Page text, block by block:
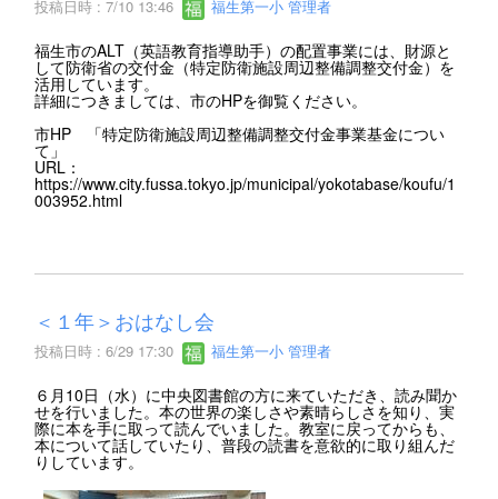
投稿日時 : 7/10 13:46 福生第一小 管理者
福生市のALT（英語教育指導助手）の配置事業には、財源と
して防衛省の交付金（特定防衛施設周辺整備調整交付金）を
活用しています。
詳細につきましては、市のHPを御覧ください。
市HP 「特定防衛施設周辺整備調整交付金事業基金につい
て」
URL：
https://www.city.fussa.tokyo.jp/municipal/yokotabase/koufu/1
003952.html
＜１年＞おはなし会
投稿日時 : 6/29 17:30 福生第一小 管理者
６月10日（水）に中央図書館の方に来ていただき、読み聞か
せを行いました。本の世界の楽しさや素晴らしさを知り、実
際に本を手に取って読んでいました。教室に戻ってからも、
本について話していたり、普段の読書を意欲的に取り組んだ
りしています。